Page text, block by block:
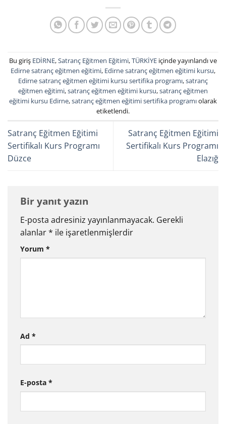
Bu giriş EDİRNE,Satranç Eğitmen Eğitimi,TÜRKİYE içinde yayınlandı ve
Edirne satranç eğitmen eğitimi, Edirne satranç eğitmen eğitimi kursu,
Edirne satranç eğitmen eğitimi kursu sertifika programı,satranç
eğitmen eğitimi,satranç eğitmen eğitimi kursu,satranç eğitmen
eğitimi kursu Edirne,satranç eğitmen eğitimi sertifika programıolarak
etiketlendi.
Satranç Eğitmen Eğitimi
Sertifikalı Kurs Programı
Düzce
Satranç Eğitmen Eğitimi
Sertifikalı Kurs Programı
Elazığ
Bir yanıt yazın
E-posta adresiniz yayınlanmayacak. Gerekli
alanlar* ile işaretlenmişlerdir
Yorum *
Ad *
E-posta *